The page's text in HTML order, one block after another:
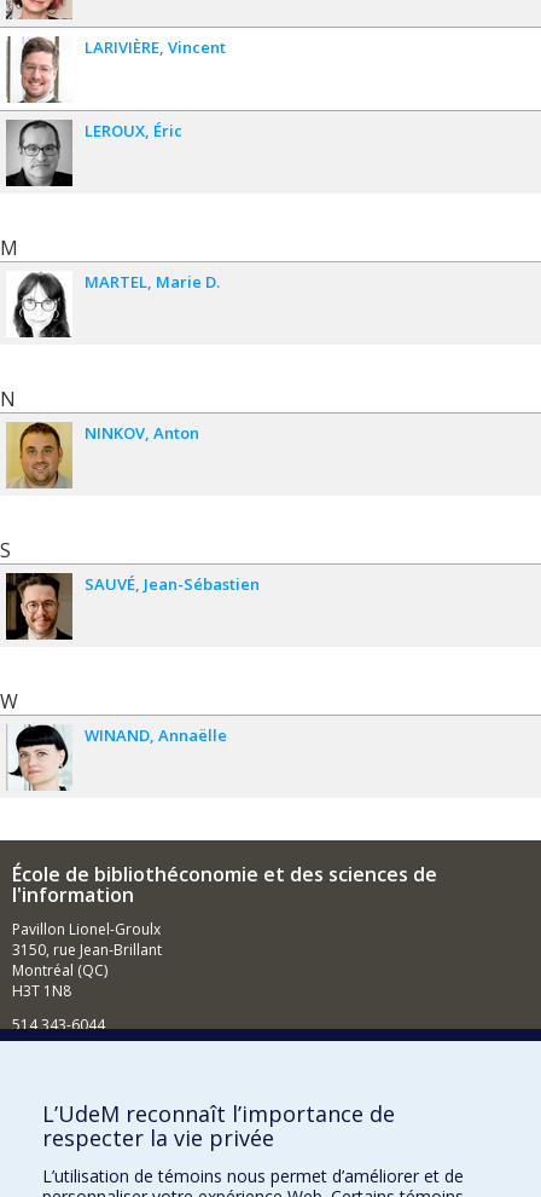
LARIVIÈRE Vincent
LEROUX Éric
M
MARTEL Marie D.
N
NINKOV Anton
S
SAUVÉ Jean-Sébastien
W
WINAND Annaëlle
École de bibliothéconomie et des sciences de
l'information
Pavillon Lionel-Groulx
3150, rue Jean-Brillant
Montréal (QC)
H3T 1N8
514 343-6044
Comment soutenir l'École?
BESOIN D'AIDE?
Plan du site
L’UdeM reconnaît l’importance de
respecter la vie privée
L’utilisation de témoins nous permet d’améliorer et de